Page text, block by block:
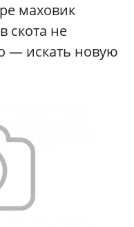
маховик
скота не
— искать новую